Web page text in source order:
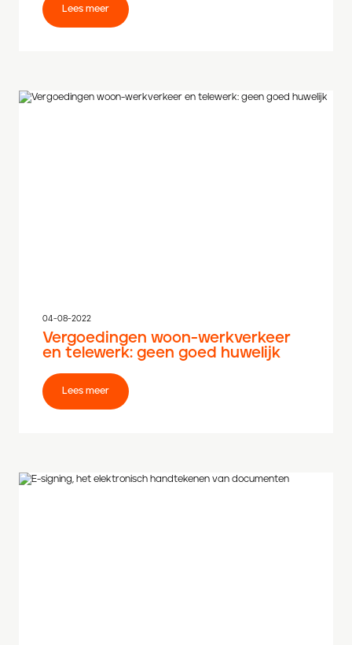
Lees meer
04-08-2022
Vergoedingen woon-werkverkeer
en telewerk: geen goed huwelijk
Lees meer